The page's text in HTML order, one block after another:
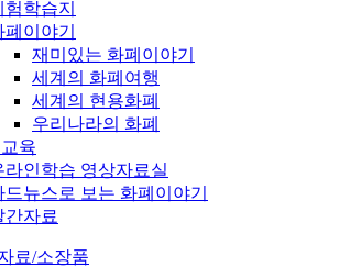
험학습지
폐이야기
재미있는 화폐이야기
세계의 화폐여행
세계의 현용화폐
우리나라의 화폐
육
라인학습 영상자료실
드뉴스로 보는 화폐이야기
간자료
료/소장품